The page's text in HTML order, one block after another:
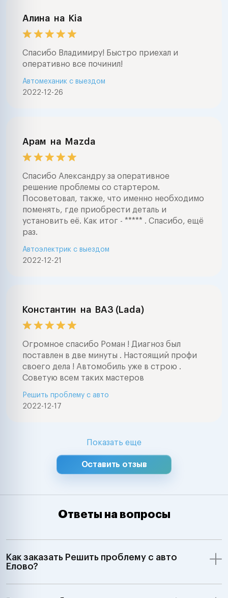
Алина на Kia
Спасибо Владимиру! Быстро приехал и
оперативно все починил!
2022-12-26
Автомеханик с выездом
Арам на Mazda
Спасибо Александру за оперативное
решение проблемы со стартером.
Посоветовал, также, что именно необходимо
поменять, где приобрести деталь и
установить её. Как итог - ***** . Спасибо, ещё
раз.
2022-12-21
Автоэлектрик с выездом
Константин на ВАЗ (Lada)
Огромное спасибо Роман ! Диагноз был
поставлен в две минуты . Настоящий профи
своего дела ! Автомобиль уже в строю .
Советую всем таких мастеров
2022-12-17
Решить проблему с авто
Показать еще
Оставить отзыв
Ответы на вопросы
Как заказать Решить проблему с авто
Елово?